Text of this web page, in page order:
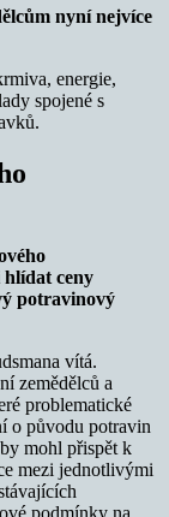
nyní nejvíce
energie,
spojené s
hlídat ceny
potravinový
vítá.
zemědělců a
problematické
o původu potravin
mohl přispět k
mezi jednotlivými